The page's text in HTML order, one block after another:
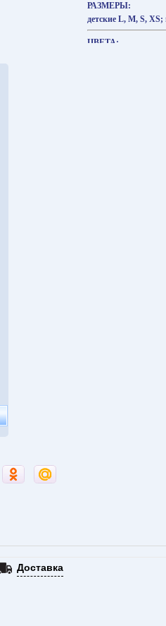
РАЗМЕРЫ:
детские L, M, S,
ЦВЕТА:
Доставка